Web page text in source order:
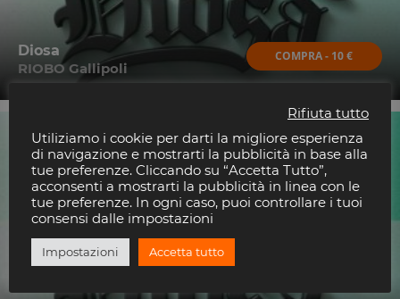
Diosa
RIOBO Gallipoli
COMPRA - 10 €
20
AGO
2026
Rifiuta tutto
Utiliziamo i cookie per darti la migliore esperienza
di navigazione e mostrarti la pubblicità in base alla
tue preferenze. Cliccando su “Accetta Tutto”,
acconsenti a mostrarti la pubblicità in linea con le
tue preferenze. In ogni caso, puoi controllare i tuoi
consensi dalle impostazioni
Impostazioni Accetta tutto